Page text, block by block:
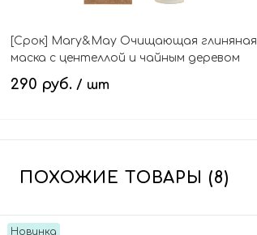
[Срок] Mary&May Очищающая глиняная
маска с центеллой и чайным деревом
(мини) CICA Tea Tree Soothing Wash Off
Pack Mini
290 руб. / шт
ПОХОЖИЕ ТОВАРЫ (8)
Новинка